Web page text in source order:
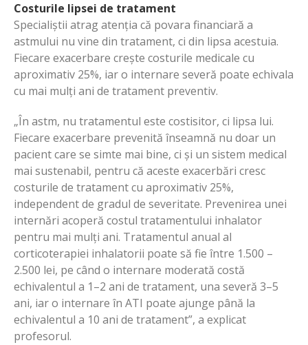
Costurile lipsei de tratament
Specialiștii atrag atenția că povara financiară a
astmului nu vine din tratament, ci din lipsa acestuia.
Fiecare exacerbare crește costurile medicale cu
aproximativ 25%, iar o internare severă poate echivala
cu mai mulți ani de tratament preventiv.
„În astm, nu tratamentul este costisitor, ci lipsa lui.
Fiecare exacerbare prevenită înseamnă nu doar un
pacient care se simte mai bine, ci și un sistem medical
mai sustenabil, pentru că aceste exacerbări cresc
costurile de tratament cu aproximativ 25%,
independent de gradul de severitate. Prevenirea unei
internări acoperă costul tratamentului inhalator
pentru mai mulți ani. Tratamentul anual al
corticoterapiei inhalatorii poate să fie între 1.500 –
2.500 lei, pe când o internare moderată costă
echivalentul a 1–2 ani de tratament, una severă 3–5
ani, iar o internare în ATI poate ajunge până la
echivalentul a 10 ani de tratament”, a explicat
profesorul.